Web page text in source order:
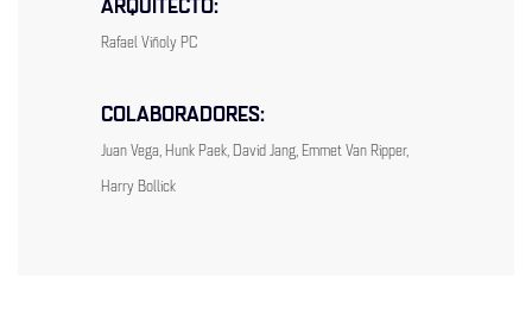
ARQUITECTO:
Rafael Viñoly PC
COLABORADORES:
Juan Vega, Hunk Paek, David Jang, Emmet Van Ripper,
Harry Bollick